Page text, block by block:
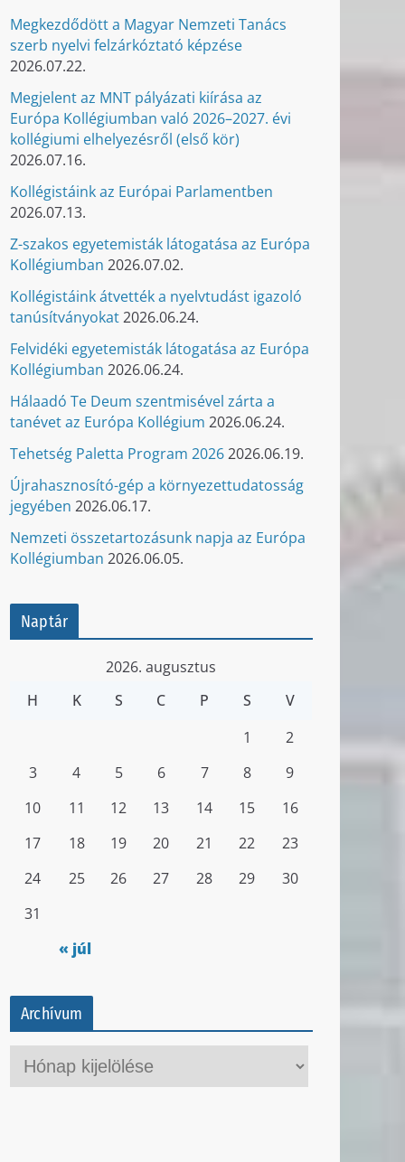
Megkezdődött a Magyar Nemzeti Tanács
szerb nyelvi felzárkóztató képzése
2026.07.22.
Megjelent az MNT pályázati kiírása az
Európa Kollégiumban való 2026–2027. évi
kollégiumi elhelyezésről (első kör)
2026.07.16.
Kollégistáink az Európai Parlamentben
2026.07.13.
Z-szakos egyetemisták látogatása az Európa
Kollégiumban 2026.07.02.
Kollégistáink átvették a nyelvtudást igazoló
tanúsítványokat2026.06.24.
Felvidéki egyetemisták látogatása az Európa
Kollégiumban 2026.06.24.
Hálaadó Te Deum szentmisével zárta a
tanévet az Európa Kollégium 2026.06.24.
Tehetség Paletta Program 20262026.06.19.
Újrahasznosító-gép a környezettudatosság
jegyében 2026.06.17.
Nemzeti összetartozásunk napja az Európa
Kollégiumban 2026.06.05.
Naptár
2026. augusztus
H
K S C P S V
« júl
1
2
3
4 5 6 7 8
9
10
11 12 13 14 15
16
17
18 19 20 21 22
23
24
25 26 27 28 29
30
31
Archívum
r